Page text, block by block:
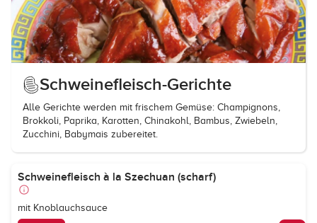
Schweinefleisch-Gerichte
Alle Gerichte werden mit frischem Gemüse: Champignons,
Brokkoli, Paprika, Karotten, Chinakohl, Bambus, Zwiebeln,
Zucchini, Babymais zubereitet.
Schweinefleisch à la Szechuan (scharf)
mit Knoblauchsauce